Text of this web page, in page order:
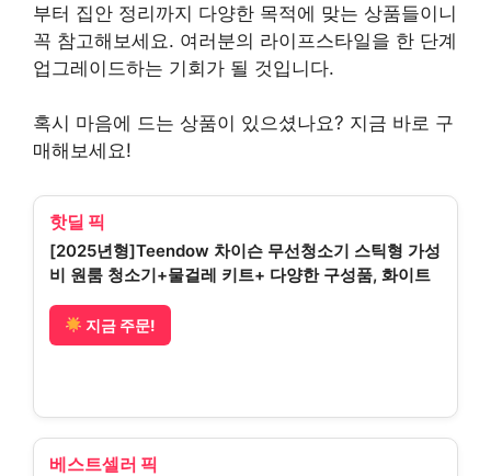
부터 집안 정리까지 다양한 목적에 맞는 상품들이니
꼭 참고해보세요. 여러분의 라이프스타일을 한 단계
업그레이드하는 기회가 될 것입니다.
혹시 마음에 드는 상품이 있으셨나요? 지금 바로 구
매해보세요!
핫딜 픽
[2025년형]Teendow 차이슨 무선청소기 스틱형 가성
비 원룸 청소기+물걸레 키트+ 다양한 구성품, 화이트
지금 주문!
베스트셀러 픽